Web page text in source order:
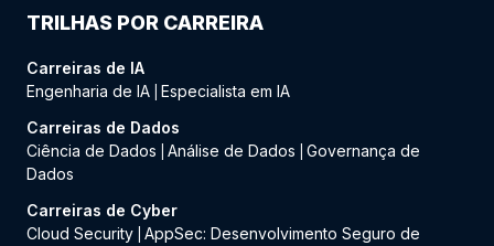
TRILHAS POR CARREIRA
Carreiras de IA
Engenharia de IA Especialista em IA
Carreiras de Dados
Ciência de Dados
Análise de Dados
Governança de
Dados
Carreiras de Cyber
Cloud Security AppSec: Desenvolvimento Seguro de